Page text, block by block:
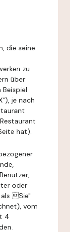
die seine
zu
über
je nach
hat).
oder
Sie"
vom
4